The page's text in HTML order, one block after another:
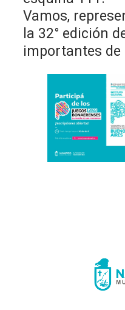
Vamos,
la 32° edición
importantes de